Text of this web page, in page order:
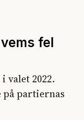
fel
valet 2022.
partiernas